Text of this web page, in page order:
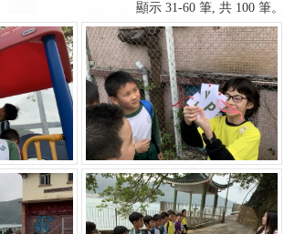
顯示 31-60 筆, 共 100 筆。